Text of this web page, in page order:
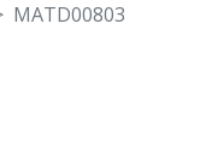
MATD00803